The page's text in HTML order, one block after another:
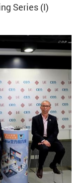
Series (I)